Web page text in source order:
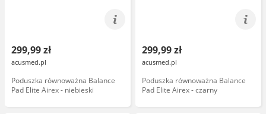
299,99 zł
acusmed.pl
Poduszka równoważna Balance
Pad Elite Airex - niebieski
299,99 zł
acusmed.pl
Poduszka równoważna Balance
Pad Elite Airex - czarny